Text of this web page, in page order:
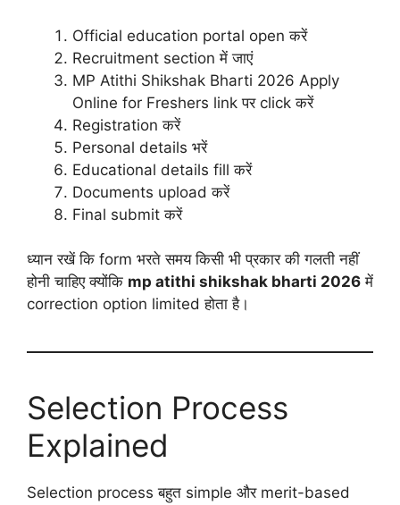
Official education portal open करें
Recruitment section में जाएं
MP Atithi Shikshak Bharti 2026 Apply
Online for Freshers link पर click करें
Registration करें
Personal details भरें
Educational details fill करें
Documents upload करें
Final submit करें
ध्यान रखें कि form भरते समय किसी भी प्रकार की गलती नहीं
होनी चाहिए क्योंकि mp atithi shikshak bharti 2026 में
correction option limited होता है।
Selection Process
Explained
Selection process बहुत simple और merit-based